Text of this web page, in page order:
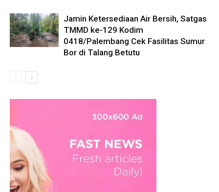
Jamin Ketersediaan Air Bersih, Satgas
TMMD ke-129 Kodim
0418/Palembang Cek Fasilitas Sumur
Bor di Talang Betutu